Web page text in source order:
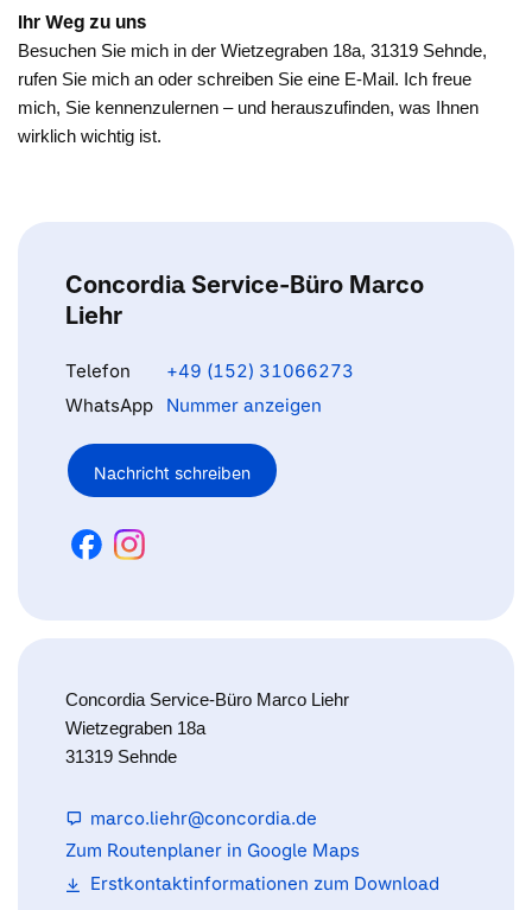
Ihr Weg zu uns
Besuchen Sie mich in der Wietzegraben 18a, 31319 Sehnde,
rufen Sie mich an oder schreiben Sie eine E-Mail. Ich freue
mich, Sie kennenzulernen – und herauszufinden, was Ihnen
wirklich wichtig ist.
Concordia Service-Büro Marco
Liehr
Telefon
+49 (152) 31066273
WhatsApp
Nummer anzeigen
Nachricht schreiben
Concordia Service-Büro Marco Liehr
Wietzegraben 18a
31319 Sehnde
marco.liehr@concordia.de
Zum Routenplaner in Google Maps
Erstkontaktinformationen zum Download